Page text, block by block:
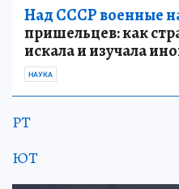
Над СССР военные
пришельцев: как
искала и изучала
НАУКА
РТ
ЮТ